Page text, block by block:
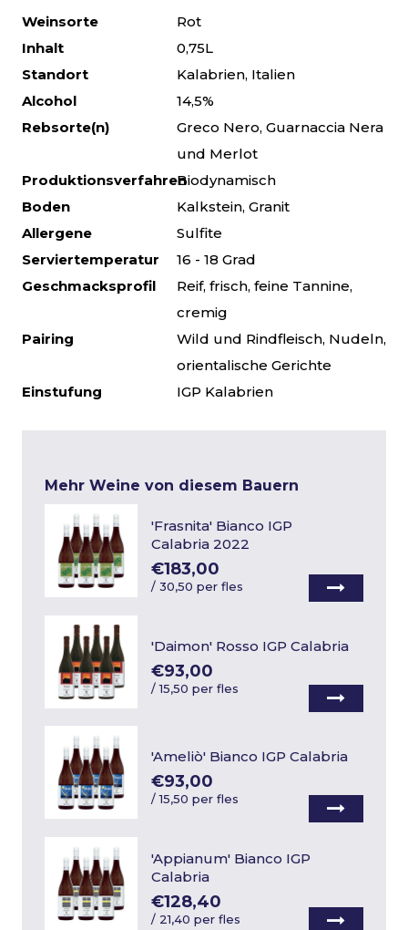
Weinsorte
Rot
Inhalt
0,75L
Standort
Kalabrien, Italien
Alcohol
14,5%
Rebsorte(n)
Greco Nero, Guarnaccia Nera
und Merlot
ProduktionsverfahrenBiodynamisch
Boden
Kalkstein, Granit
Allergene
Sulfite
Serviertemperatur
16 - 18 Grad
Geschmacksprofil
Reif, frisch, feine Tannine,
cremig
Pairing
Wild und Rindfleisch, Nudeln,
orientalische Gerichte
Einstufung
IGP Kalabrien
Mehr Weine von diesem Bauern
'Frasnita' Bianco IGP
Calabria 2022
€183,00
/30,50 per fles
'Daimon' Rosso IGP Calabria
€93,00
/15,50 per fles
'Ameliò' Bianco IGP Calabria
€93,00
/15,50 per fles
'Appianum' Bianco IGP
Calabria
€128,40
/ 21,40 per fles